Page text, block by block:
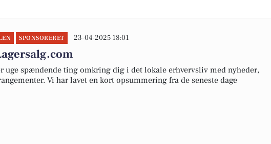
SPONSORERET 23-04-2025 18:01
uge spændende ting omkring dig i det lokale erhvervsliv med nyheder,
Vi har lavet en kort opsummering fra de seneste dage